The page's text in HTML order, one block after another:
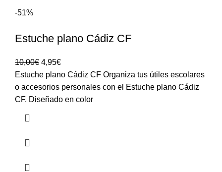
-51%
Estuche plano Cádiz CF
10,00€ 4,95€
Estuche plano Cádiz CF Organiza tus útiles escolares
o accesorios personales con el Estuche plano Cádiz
CF. Diseñado en color